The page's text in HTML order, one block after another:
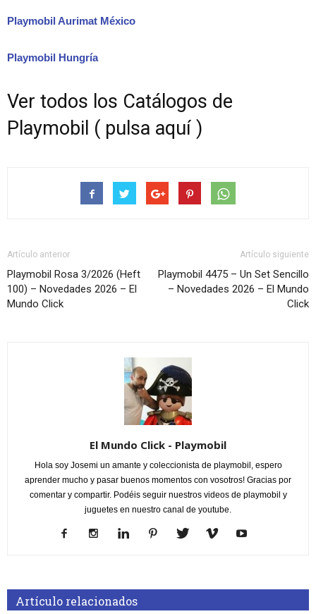
Playmobil Aurimat México
Playmobil Hungría
Ver todos los Catálogos de
Playmobil ( pulsa aquí )
Artículo anterior
Playmobil Rosa 3/2026 (Heft
100) – Novedades 2026 – El
Mundo Click
Artículo siguiente
Playmobil 4475 – Un Set Sencillo
– Novedades 2026 – El Mundo
Click
El Mundo Click - Playmobil
Hola soy Josemi un amante y coleccionista de playmobil, espero
aprender mucho y pasar buenos momentos con vosotros! Gracias por
comentar y compartir. Podéis seguir nuestros videos de playmobil y
juguetes en nuestro canal de youtube.
Artículo relacionados